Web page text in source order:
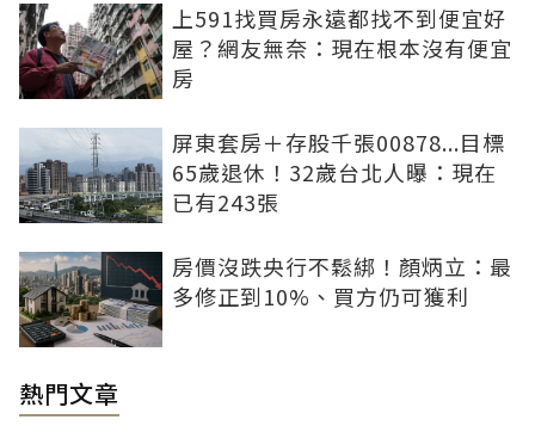
上591找買房永遠都找不到便宜好
屋？網友無奈：現在根本沒有便宜
房
屏東套房＋存股千張00878...目標
65歲退休！32歲台北人曝：現在
已有243張
房價沒跌央行不鬆綁！顏炳立：最
多修正到10%、買方仍可獲利
熱門文章